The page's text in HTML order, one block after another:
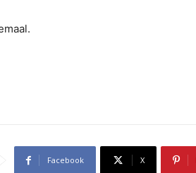
Facebook X